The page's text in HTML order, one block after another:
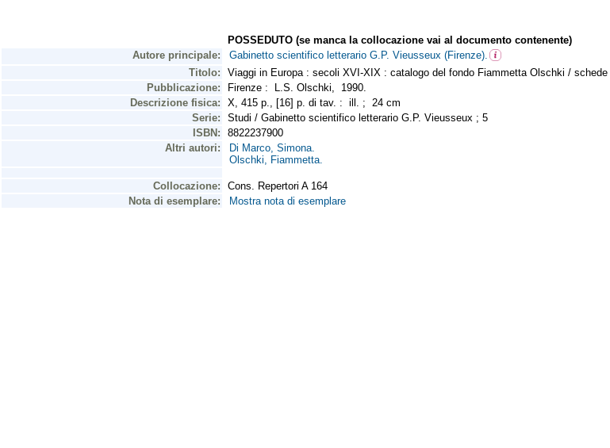
POSSEDUTO (se manca la collocazione vai al documento contenente)
Autore principale:
Gabinetto scientifico letterario G.P. Vieusseux (Firenze).
Titolo:
Viaggi in Europa : secoli XVI-XIX : catalogo del fondo Fiammetta Olschki /
Pubblicazione:
Firenze : L.S. Olschki, 1990.
Descrizione fisica:
X, 415 p., [16] p. di tav. : ill. ; 24 cm
Serie:
Studi / Gabinetto scientifico letterario G.P. Vieusseux ; 5
ISBN:
8822237900
Altri autori:
Di Marco, Simona.
Olschki, Fiammetta.
Collocazione:
Cons. Repertori A 164
Nota di esemplare:
Mostra nota di esemplare